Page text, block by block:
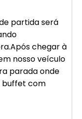
partida será
chegar à
nosso veículo
parada onde
buffet com